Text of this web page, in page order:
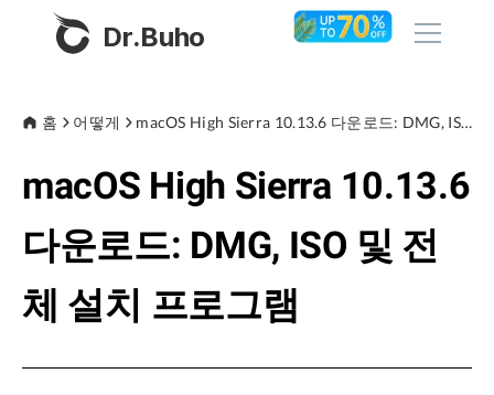
Dr.Buho
제품
BuhoCleaner
BuhoUnlocker
BuhoRepair
스토어
블로그
홈 어떻게 macOS High Sierra 10.13.6 다운로드: DMG, ISO 및 전체 설치 프로그램
macOS High Sierra 10.13.6
다운로드: DMG, ISO 및 전
체 설치 프로그램